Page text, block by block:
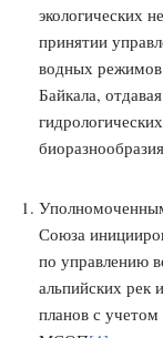
экологических
принятии
водных режимов
Байкала,
Союза
по управлению
альпийских
планов с